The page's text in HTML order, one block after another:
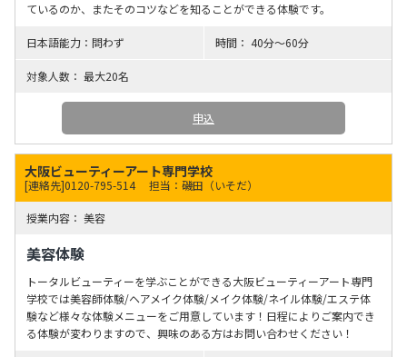
ているのか、またそのコツなどを知ることができる体験です。
問わず 40分～60分
最大20名
申込
大阪ビューティーアート専門学校
[連絡先]0120-795-514 担当：磯田（いそだ）
美容
美容体験
トータルビューティーを学ぶことができる大阪ビューティーアート専門
学校では美容師体験/ヘアメイク体験/メイク体験/ネイル体験/エステ体
験など様々な体験メニューをご用意しています！日程によりご案内でき
る体験が変わりますので、興味のある方はお問い合わせください！